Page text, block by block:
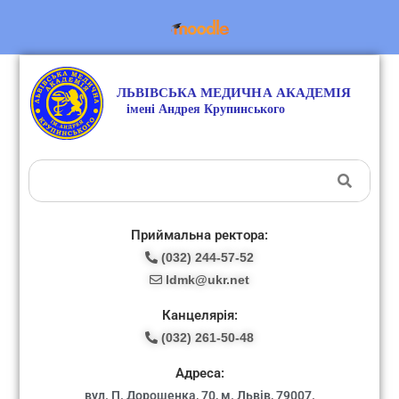
Приймальна ректора:
(032) 244-57-52
ldmk@ukr.net
Канцелярія:
(032) 261-50-48
Адреса:
вул. П. Дорошенка, 70, м. Львів, 79007.